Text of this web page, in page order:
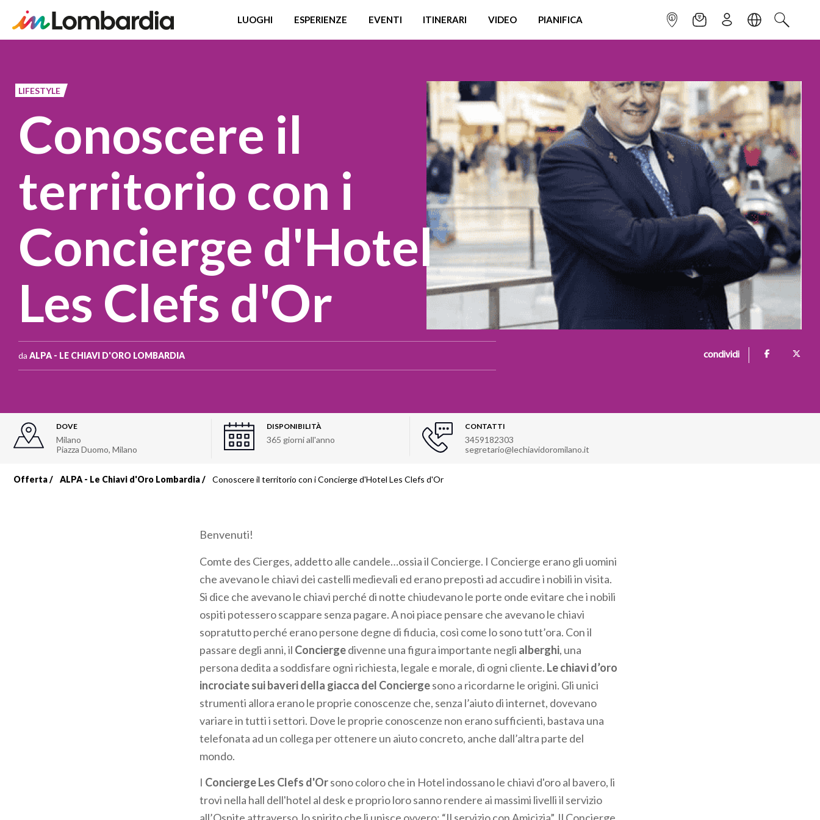
contenuto
principale
LUOGHI ESPERIENZE EVENTI ITINERARI VIDEO PIANIFICA INFOPOINTNEWSLETTER
ISCRIVITILINGUACERCA
LIFESTYLE
Conoscere il
territorio con i
Concierge d'Hotel
Les Clefs d'Or
da ALPA - LE CHIAVI D'ORO LOMBARDIA condividi
DOVE
Milano
Piazza Duomo, Milano
DISPONIBILITÀ
365 giorni all'anno
CONTATTI
3459182303
segretario@lechiavidoromilano.it
Offerta ALPA - Le Chiavi d'Oro Lombardia Conoscere il territorio con i Concierge d'Hotel Les Clefs d'Or
Benvenuti!
Comte des Cierges, addetto alle candele…ossia il Concierge. I Concierge erano gli uomini
che avevano le chiavi dei castelli medievali ed erano preposti ad accudire i nobili in visita.
Si dice che avevano le chiavi perché di notte chiudevano le porte onde evitare che i nobili
ospiti potessero scappare senza pagare. A noi piace pensare che avevano le chiavi
sopratutto perché erano persone degne di fiducia, così come lo sono tutt’ora. Con il
passare degli anni, il Conciergedivenne una figura importante negli alberghi, una
persona dedita a soddisfare ogni richiesta, legale e morale, di ogni cliente. Le chiavi d’oro
incrociate sui baveri della giacca del Conciergesono a ricordarne le origini. Gli unici
strumenti allora erano le proprie conoscenze che, senza l’aiuto di internet, dovevano
variare in tutti i settori. Dove le proprie conoscenze non erano sufficienti, bastava una
telefonata ad un collega per ottenere un aiuto concreto, anche dall’altra parte del
mondo.
I Concierge Les Clefs d'Orsono coloro che in Hotel indossano le chiavi d'oro al bavero, li
trovi nella hall dell'hotel al desk e proprio loro sanno rendere ai massimi livelli il servizio